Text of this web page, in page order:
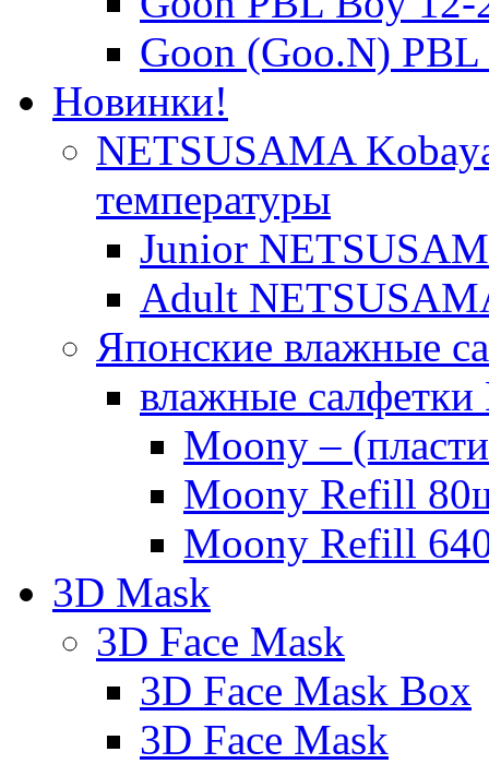
Goon (Goo.N)
Новинки!
NETSUSAMA
температуры
Junior
Adult
Японские влажные
влажные
Moony –
Moony Refill
Moony Refill
3D Mask
3D Face Mask
3D Face Mask Box
3D Face Mask